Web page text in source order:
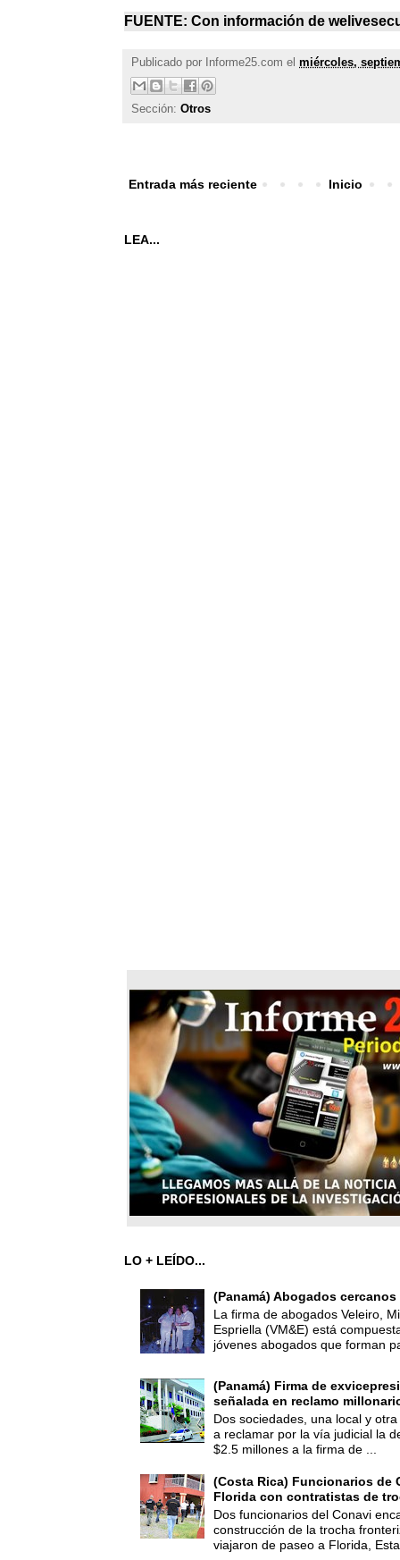
FUENTE: Con información de
Publicado por Informe25.com el miércoles,
Sección: Otros
Entrada más reciente Inicio
LEA...
LO + LEÍDO...
(Panamá) Abogados
La firma de abogados Veleiro,
Espriella (VM&E) está
jóvenes abogados que forman
(Panamá) Firma de
señalada en reclamo
Dos sociedades, una local y
a reclamar por la vía judicial la
$2.5 millones a la firma de ...
(Costa Rica) Funcionarios de
Florida con contratistas de
Dos funcionarios del Conavi
construcción de la trocha
viajaron de paseo a Florida,